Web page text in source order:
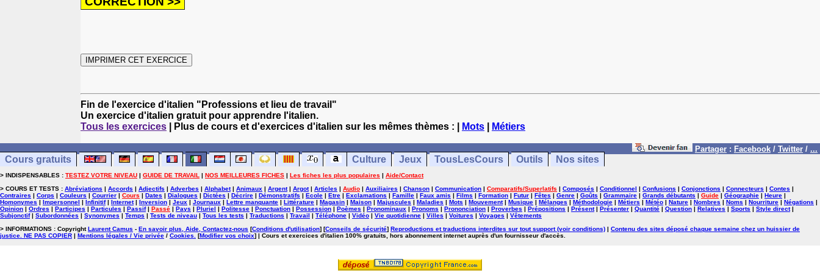
Fin de l'exercice d'italien "Professions et lieu de travail"
Un exercice d'italien gratuit pour apprendre l'italien.
Tous les exercices | Plus de cours et d'exercices d'italien sur les mêmes thèmes : | Mots Métiers
Partager : Facebook / Twitter / ...
Cours gratuits Culture Jeux TousLesCours Outils Nos sites
> INDISPENSABLES : TESTEZ VOTRE NIVEAU | GUIDE DE TRAVAIL | NOS MEILLEURES FICHES | Les fiches les plus populaires | Aide/Contact
> COURS ET TESTS : Abréviations | Accords | Adjectifs | Adverbes | Alphabet| Animaux | Argent| Argot| Articles | Audio | Auxiliaires | Chanson | Communication | Comparatifs/Superlatifs | Composés | Conditionnel | Confusions | Conjonctions | Connecteurs | Contes |
Contraires | Corps | Couleurs | Courrier | Cours | Dates | Dialogues | Dictées | Décrire | Démonstratifs | Ecole | Etre | Exclamations | Famille | Faux amis | Films | Formation | Futur | Fêtes | Genre | Goûts | Grammaire | Grands débutants | Guide | Géographie | Heure |
Homonymes | Impersonnel | Infinitif| Internet| Inversion | Jeux | Journaux | Lettre manquante | Littérature | Magasin | Maison | Majuscules | Maladies | Mots | Mouvement| Musique | Mélanges | Méthodologie | Métiers | Météo | Nature | Nombres | Noms | Nourriture | Négations |
Opinion | Ordres | Participes | Particules | Passif| Passé | Pays | Pluriel | Politesse | Ponctuation | Possession | Poèmes | Pronominaux | Pronoms | Prononciation | Proverbes | Prépositions | Présent| Présenter | Quantité | Question | Relatives | Sports | Style direct|
Subjonctif| Subordonnées | Synonymes | Temps | Tests de niveau | Tous les tests | Traductions | Travail | Téléphone | Vidéo | Vie quotidienne | Villes | Voitures | Voyages | Vêtements
> INFORMATIONS : CopyrightLaurent Camus - En savoir plus, Aide, Contactez-nous [Conditions d'utilisation] [Conseils de sécurité] Reproductions et traductions interdites sur tout support (voir conditions) | Contenu des sites déposé chaque semaine chez un huissier de
justice. NE PAS COPIER | Mentions légales / Vie privée / Cookies [Modifier vos choix] | Cours et exercices d'italien 100% gratuits, hors abonnement internet auprès d'un fournisseur d'accès.